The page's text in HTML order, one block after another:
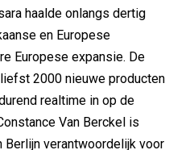
haalde onlangs dertig
en Europese
Europese expansie. De
2000 nieuwe producten
realtime in op de
Van Berckel is
Berlijn verantwoordelijk voor